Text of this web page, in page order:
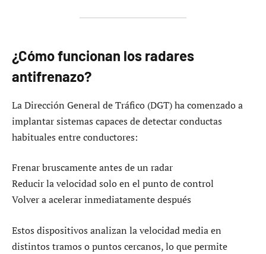
¿Cómo funcionan los radares
antifrenazo?
La Dirección General de Tráfico (DGT) ha comenzado a
implantar sistemas capaces de detectar conductas
habituales entre conductores:
Frenar bruscamente antes de un radar
Reducir la velocidad solo en el punto de control
Volver a acelerar inmediatamente después
Estos dispositivos analizan la velocidad media en
distintos tramos o puntos cercanos, lo que permite